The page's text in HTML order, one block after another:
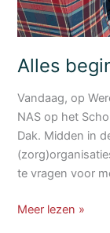
Alles
Vandaag, op
NAS op het
Dak. Midden in
te vragen voor
Alles
Meer lezen »